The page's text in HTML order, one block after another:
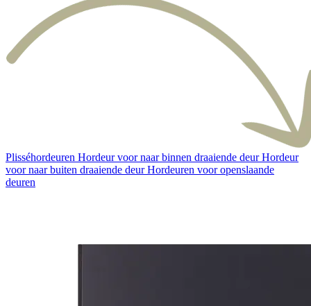
Plisséhordeuren Hordeur voor naar binnen draaiende deurHordeur
voor naar buiten draaiende deurHordeuren voor openslaande
deuren